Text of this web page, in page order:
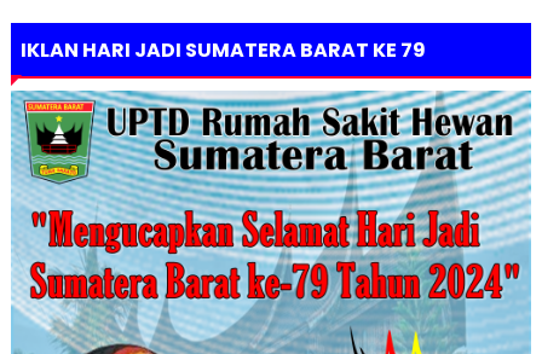
IKLAN HARI JADI SUMATERA BARAT KE 79